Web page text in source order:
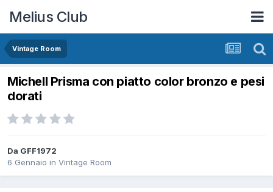
Melius Club
Vintage Room
Michell Prisma con piatto color bronzo e pesi
dorati
Da GFF1972
6 Gennaio in Vintage Room